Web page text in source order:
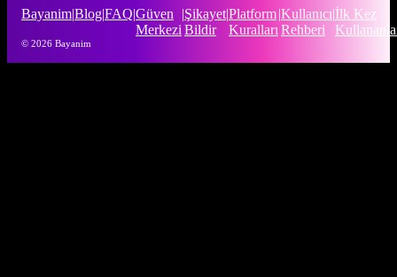
Bayanim|Blog|FAQ|Güven
Merkezi
|Şikayet
Bildir
|Platform
Kuralları
|Kullanıcı
Rehberi
|İlk Kez
© 2026 Bayanim